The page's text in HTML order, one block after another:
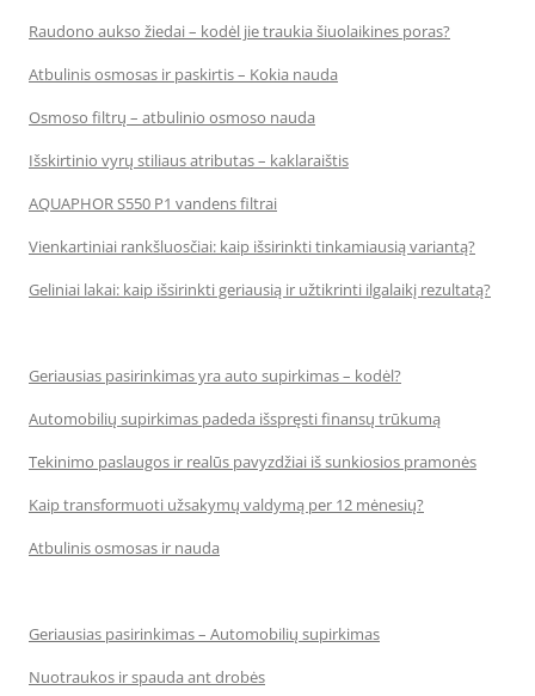
Raudono aukso žiedai – kodėl jie traukia šiuolaikines poras?
Atbulinis osmosas ir paskirtis – Kokia nauda
Osmoso filtrų – atbulinio osmoso nauda
Išskirtinio vyrų stiliaus atributas – kaklaraištis
AQUAPHOR S550 P1 vandens filtrai
Vienkartiniai rankšluosčiai: kaip išsirinkti tinkamiausią variantą?
Geliniai lakai: kaip išsirinkti geriausią ir užtikrinti ilgalaikį rezultatą?
Geriausias pasirinkimas yra auto supirkimas – kodėl?
Automobilių supirkimas padeda išspręsti finansų trūkumą
Tekinimo paslaugos ir realūs pavyzdžiai iš sunkiosios pramonės
Kaip transformuoti užsakymų valdymą per 12 mėnesių?
Atbulinis osmosas ir nauda
Geriausias pasirinkimas – Automobilių supirkimas
Nuotraukos ir spauda ant drobės